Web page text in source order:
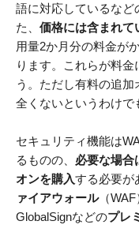
語に対応しているなど
た、 価格には含まれて
用量2か月分の料金が
ります。これらが料
う。ただし有料の追
全くないというわけで
セキュリティ機能は
るものの、 必要な場合
オンを購入する必要が
ァイアウォール（WAF
GlobalSignなどのプレ